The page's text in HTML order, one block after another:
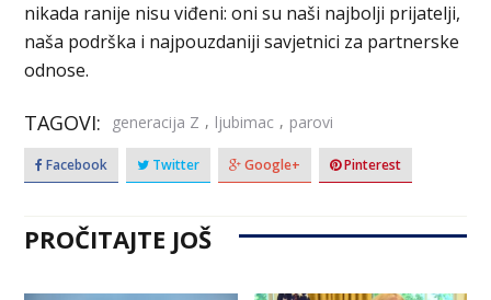
nikada ranije nisu viđeni: oni su naši najbolji prijatelji,
naša podrška i najpouzdaniji savjetnici za partnerske
odnose.
TAGOVI: generacija Z , ljubimac , parovi
Facebook Twitter Google+ Pinterest
PROČITAJTE JOŠ